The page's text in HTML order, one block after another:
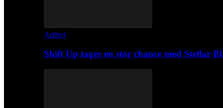
Artikel
Shift Up tager en stor chance med Stellar